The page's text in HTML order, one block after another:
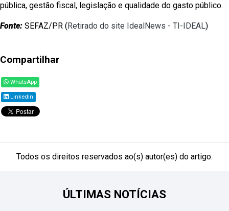
pública, gestão fiscal, legislação e qualidade do gasto público.
Fonte: SEFAZ/PR (Retirado do site IdealNews - TI-IDEAL)
Compartilhar
WhatsApp
Linkedin
Todos os direitos reservados ao(s) autor(es) do artigo.
ÚLTIMAS NOTÍCIAS